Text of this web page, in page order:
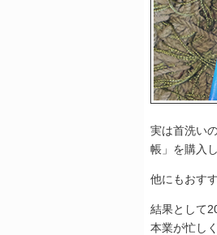
実は首洗い
帳」を購入
他にもおす
結果として
本業が忙し